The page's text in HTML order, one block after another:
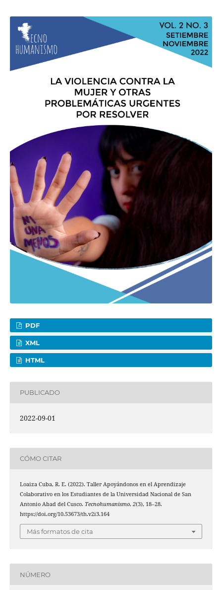
PDF
XML
HTML
PUBLICADO
2022-09-01
CÓMO CITAR
Loaiza Cuba, R. E. (2022). Taller Apoyándonos en el Aprendizaje
Colaborativo en los Estudiantes de la Universidad Nacional de San
Antonio Abad del Cusco. Tecnohumanismo, 2(3), 18–28.
https://doi.org/10.53673/th.v2i3.164
Más formatos de cita
NÚMERO